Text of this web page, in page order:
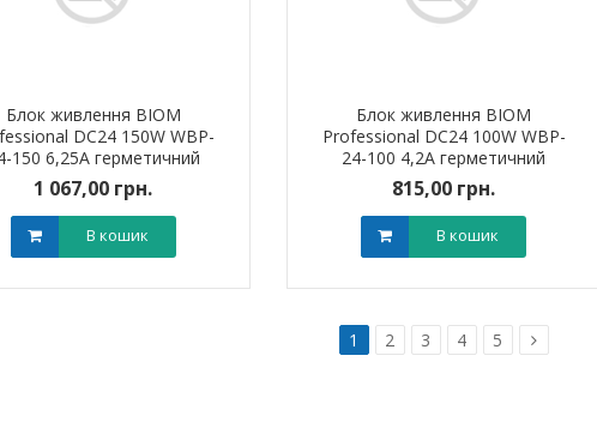
Блок живлення BIOM
DC24 150W WBP-
150 6,25А герметичний
1 067,00 грн.
В кошик
Блок живлення BIOM
Professional DC24 100W WBP-
24-100 4,2А герметичний
815,00 грн.
В кошик
1 2 3 4 5